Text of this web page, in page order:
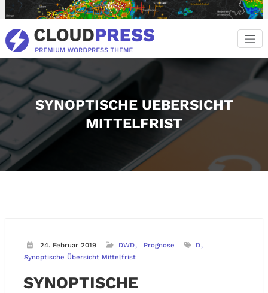
Inhalt
springen
SYNOPTISCHE UEBERSICHT
MITTELFRIST
24. Februar 2019 DWD Prognose
D
Synoptische Übersicht Mittelfrist
SYNOPTISCHE